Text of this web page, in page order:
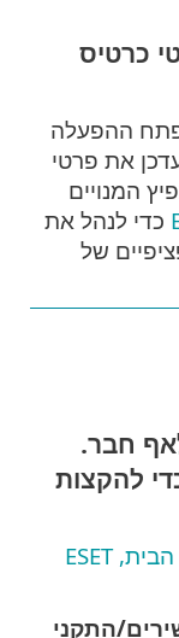
כרטיס
ההפעלה
את פרטי
המנויים
כדי לנהל את
של
חבר.
להקצות
כדי להקצות את המכשיר לאחד מבני הבית, ESET
התקני